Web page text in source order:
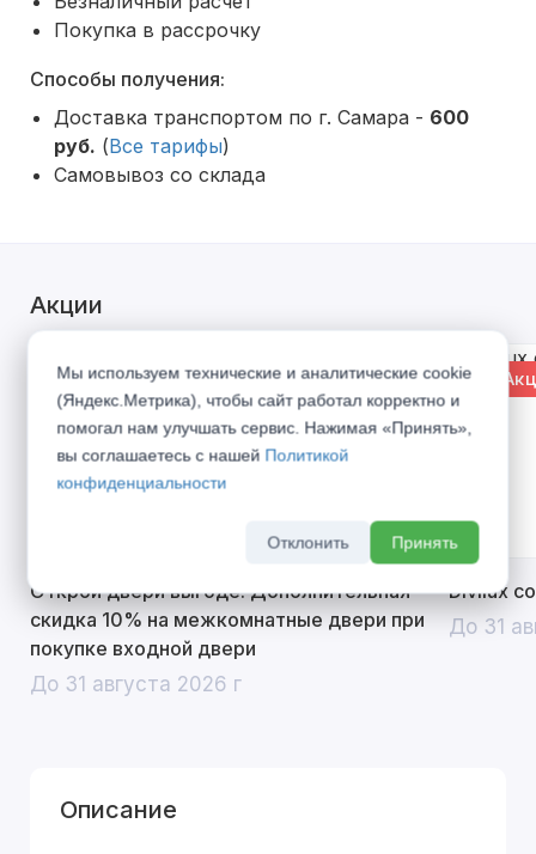
Покупка в рассрочку
Способы получения:
Доставка транспортом по г. Самара - 600
руб. (Все тарифы)
Самовывоз со склада
Акции
% Акция
Открой двери выгоде. Дополнительная
скидка 10% на межкомнатные двери при
покупке входной двери
До 31 августа 2026 г
%
Divilux
До 31
Описание
Мы используем технические и аналитические cookie
(Яндекс.Метрика), чтобы сайт работал корректно и
помогал нам улучшать сервис. Нажимая «Принять»,
вы соглашаетесь с нашей Политикой
конфиденциальности
Отклонить Принять